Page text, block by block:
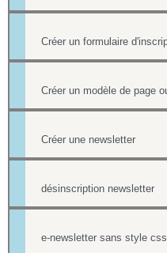
Créer une newsletter
désinscription newsletter
e-newsletter sans style css